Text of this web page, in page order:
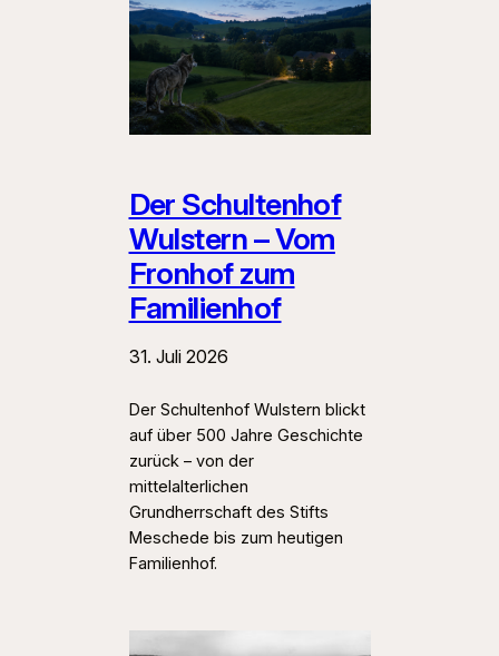
Der Schultenhof
Wulstern – Vom
Fronhof zum
Familienhof
31. Juli 2026
Der Schultenhof Wulstern blickt
auf über 500 Jahre Geschichte
zurück – von der
mittelalterlichen
Grundherrschaft des Stifts
Meschede bis zum heutigen
Familienhof.